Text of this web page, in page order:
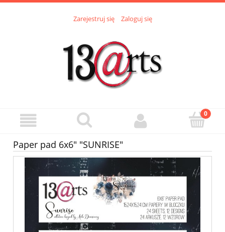
Zarejestruj się Zaloguj się
Paper pad 6x6" "SUNRISE"